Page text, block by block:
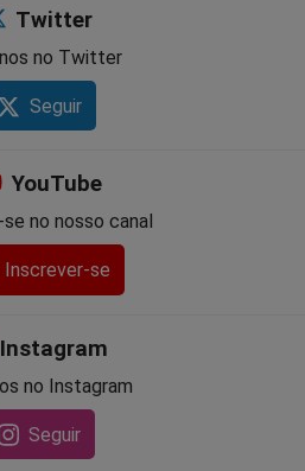
Twitter
no Twitter
Seguir
YouTube
se no nosso canal
Inscrever-se
Instagram
no Instagram
Seguir